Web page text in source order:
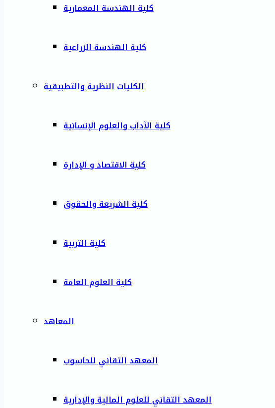
كلية الهندسة المعمارية
كلية الهندسة الزراعية
الكليات النظرية والتطبيقية
كلية الآداب والعلوم الإنسانية
كلية الاقتصاد و الإدارة
كلية الشريعة والحقوق
كلية التربية
كلية العلوم العامة
المعاهد
المعهد التقاني للحاسوب
المعهد التقاني للعلوم المالية والإدارية